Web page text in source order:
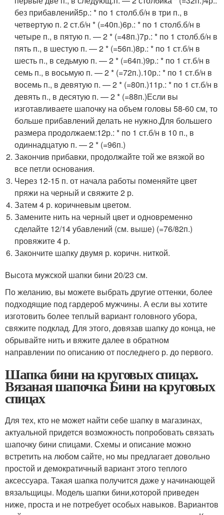
без прибавлений5р.: * по 1 столб.б/н в три п., в
четвертую п. 2 ст.б/н * (=40п.)6р.: * по 1 столб.б/н в
четыре п., в пятую п. — 2 * (=48п.)7р.: * по 1 столб.б/н в
пять п., в шестую п. — 2 * (=56п.)8р.: * по 1 ст.б/н в
шесть п., в седьмую п. — 2 * (=64п.)9р.: * по 1 ст.б/н в
семь п., в восьмую п. — 2 * (=72п.).10р.: * по 1 ст.б/н в
восемь п., в девятую п. — 2 * (=80п.)11р.: * по 1 ст.б/н в
девять п., в десятую п. — 2 * (=88п.)Если вы
изготавливаете шапочку на объем головы 58-60 см, то
больше прибавлений делать не нужно.Для большего
размера продолжаем:12р.: * по 1 ст.б/н в 10 п., в
одиннадцатую п. — 2 * (=96п.)
Закончив прибавки, продолжайте той же вязкой во
все петли основания.
Через 12-15 п. от начала работы поменяйте цвет
пряжи на черный и свяжите 2 р.
Затем 4 р. коричневым цветом.
Замените нить на черный цвет и одновременно
сделайте 12/14 убавлений (см. выше) (=76/82п.)
провяжите 4 р.
Закончите шапку двумя р. коричн. ниткой.
Высота мужской шапки бини 20/23 см.
По желанию, вы можете выбрать другие оттенки, более
подходящие под гардероб мужчины. А если вы хотите
изготовить более теплый вариант головного убора,
свяжите подклад. Для этого, довязав шапку до конца, не
обрывайте нить и вяжите далее в обратном
направлении по описанию от последнего р. до первого.
Шапка бини на круговых спицах.
Вязаная шапочка Бини на круговых
спицах
Для тех, кто не может найти себе шапку в магазинах,
актуальной придется возможность попробовать связать
шапочку бини спицами. Схемы и описание можно
встретить на любом сайте, но мы предлагает довольно
простой и демократичный вариант этого теплого
аксессуара. Такая шапка получится даже у начинающей
вязальщицы. Модель шапки бини,которой приведен
ниже, проста и не потребует особых навыков. Вариантов